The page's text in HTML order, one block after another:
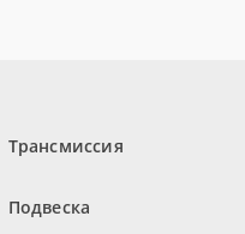
Трансмиссия
Подвеска